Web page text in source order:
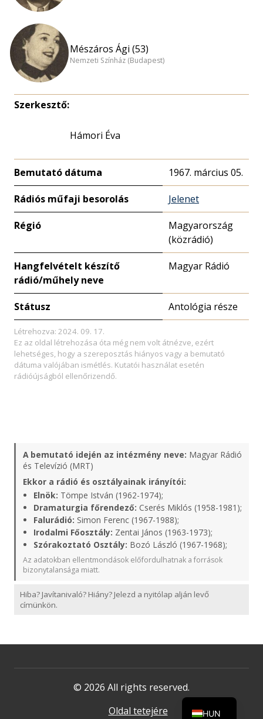
Mészáros Ági (53)
Nemzeti Színház (Budapest)
Szerkesztő:
Hámori Éva
Bemutató dátuma 1967. március 05.
Rádiós műfaji besorolás Jelenet
Régió
Magyarország
(közrádió)
Hangfelvételt készítő
rádió/műhely neve
Magyar Rádió
Státusz Antológia része
Létrehozva: 2024. 09. 17.
Ez az oldal létrehozása óta még nem volt átnézve, ezért
lehetséges, hogy a szereposztás hiányos vagy a bemutató
dátuma valójában ismétlés. Kutatói használat esetén
rádióújságból ellenőrizendő.
A bemutató idején az intézmény neve: Magyar Rádió
és Televízió (MRT)
Ekkor a rádió és osztályainak irányítói:
Elnök: Tömpe István (1962-1974);
Dramaturgia főrendező: Cserés Miklós (1958-1981);
Falurádió: Simon Ferenc (1967-1988);
Irodalmi Főosztály: Zentai János (1963-1973);
Szórakoztató Osztály: Bozó László (1967-1968);
Az adatokban ellentmondások előfordulhatnak a források
bizonytalansága miatt.
Hiba? Javítanivaló? Hiány? Jelezd a nyitólap alján levő
címünkön.
© 2026 All rights reserved.
Oldal tetejére
HUN